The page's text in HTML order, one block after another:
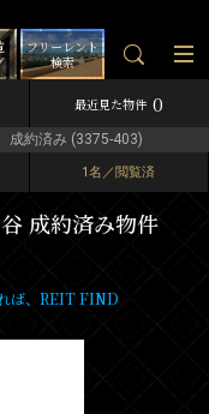
フリーレント
検索
最近見た物件 0
成約済み (3375-403)
1名／閲覧済
成約済み物件
ば、REIT FIND